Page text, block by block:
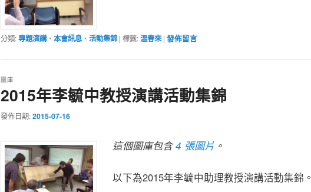
分類:專題演講、 本會訊息 、 活動集錦 | 標籤:溫春來 | 發佈留言
2015年李毓中教授演講活動集錦
圖庫
發佈日期:2015-07-16
這個圖庫包含4 張圖片 。
以下為2015年李毓中助理教授演講活動集錦。